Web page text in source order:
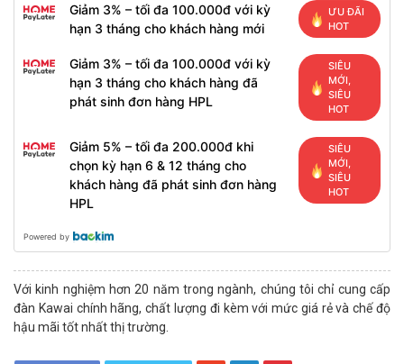
Giảm 3% – tối đa 100.000đ với kỳ
hạn 3 tháng cho khách hàng mới
ƯU ĐÃI
HOT
Giảm 3% – tối đa 100.000đ với kỳ
hạn 3 tháng cho khách hàng đã
phát sinh đơn hàng HPL
SIÊU
MỚI,
SIÊU
HOT
Giảm 5% – tối đa 200.000đ khi
chọn kỳ hạn 6 & 12 tháng cho
khách hàng đã phát sinh đơn hàng
HPL
SIÊU
MỚI,
SIÊU
HOT
Powered by
Với kinh nghiệm hơn 20 năm trong ngành, chúng tôi chỉ cung cấp
đàn Kawai chính hãng, chất lượng đi kèm với mức giá rẻ và chế độ
hậu mãi tốt nhất thị trường.